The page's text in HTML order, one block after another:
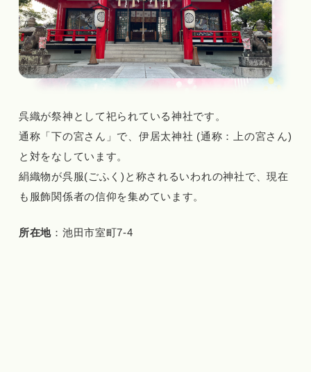
呉織が祭神として祀られている神社です。
通称「下の宮さん」で、伊居太神社 (通称：上の宮さん)
と対をなしています。
絹織物が呉服(ごふく)と称されるいわれの神社で、現在
も服飾関係者の信仰を集めています。
所在地 ：池田市室町7-4